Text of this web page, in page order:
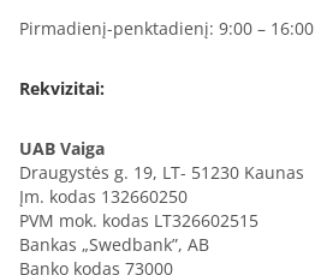
Pirmadienį-penktadienį: 9:00 – 16:00
Rekvizitai:
UAB Vaiga
Draugystės g. 19, LT- 51230 Kaunas
Įm. kodas 132660250
PVM mok. kodas LT326602515
Bankas „Swedbank”, AB
Banko kodas 73000